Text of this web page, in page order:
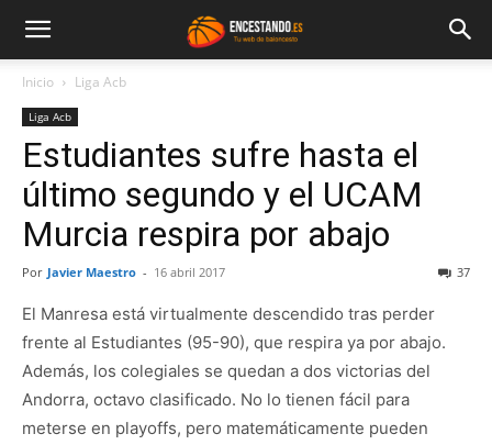
Inicio Liga Acb
Liga Acb
Estudiantes sufre hasta el
último segundo y el UCAM
Murcia respira por abajo
Por Javier Maestro - 16 abril 2017 37
El Manresa está virtualmente descendido tras perder
frente al Estudiantes (95-90), que respira ya por abajo.
Además, los colegiales se quedan a dos victorias del
Andorra, octavo clasificado. No lo tienen fácil para
meterse en playoffs, pero matemáticamente pueden